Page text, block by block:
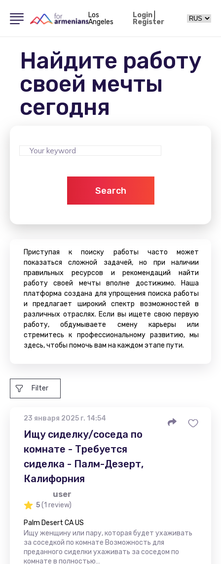
Los
Angeles
Login|
Register
Найдите работу
своей мечты
сегодня
Search
Приступая к поиску работы часто может
показаться сложной задачей, но при наличии
правильных ресурсов и рекомендаций найти
работу своей мечты вполне достижимо. Наша
платформа создана для упрощения поиска работы
и предлагает широкий спектр возможностей в
различных отраслях. Если вы ищете свою первую
работу, обдумываете смену карьеры или
стремитесь к профессиональному развитию, мы
здесь, чтобы помочь вам на каждом этапе пути.
Filter
23 января 2025 г. 14:54
Ищу сиделку/соседа по
комнате - Требуется
сиделка - Палм-Дезерт,
Калифорния
user
5(1 review)
Palm Desert CA US
Ищу женщину или пару, которая будет ухаживать
за соседкой по комнате Возможность для
преданного сиделки ухаживать за соседом по
комнате в полностью…